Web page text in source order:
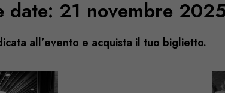
date: 21 novembre
all’evento e acquista il tuo biglietto.